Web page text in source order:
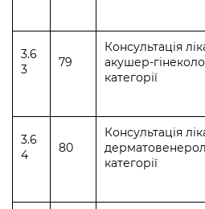
3.6
3
79
Консультація
акушер-
категорії
3.6
4
80
Консультація
категорії